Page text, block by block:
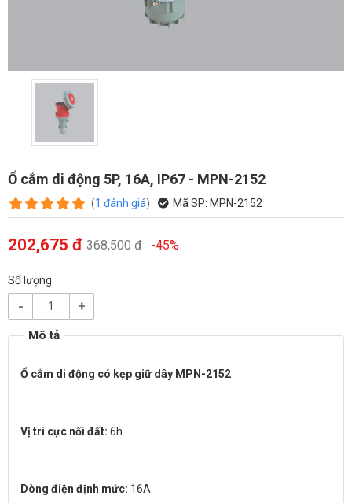
Ổ cắm di động 5P, 16A, IP67 - MPN-2152
(1 đánh giá) Mã SP: MPN-2152
202,675 đ 368,500 đ -45%
Số lượng
- +
Ổ cắm di động có kẹp giữ dây MPN-2152
Vị trí cực nối đất: 6h
Dòng điện định mức: 16A